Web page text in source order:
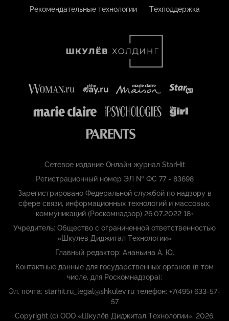
Рекомендательные технологии
Техподдержка
Сетевое издание Онлайн журнал StarHit
Регистрационный номер ЭЛ № ФС 77 - 83698
Зарегистрировано Федеральной службой по надзору в
сфере связи, информационных технологий и массовых,
коммуникаций (Роскомнадзор) 26.07.2022 18+
Учредитель: Общество с ограниченной ответственностью
«Шкулёв Диджитал Технологии»
Главный редактор: Ананьина А. Ю.
Контактные данные для государственных органов (в том
числе, для Роскомнадзора):
Эл. почта: starhit.ru_legal@shkulev.ru телефон: +7(495) 633-57-
57
Copyright (с) ООО «Шкулёв Диджитал Технологии», 2026.